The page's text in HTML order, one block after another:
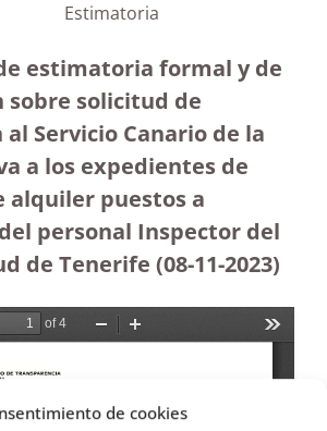
de cookies
Estimatoria
estimatoria formal y de
solicitud de
Servicio Canario de la
a los expedientes de
alquiler puestos a
personal Inspector del
de Tenerife (08-11-2023)